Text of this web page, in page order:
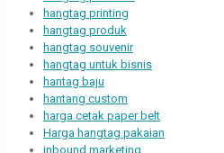
hangtag printing
hangtag produk
hangtag souvenir
hangtag untuk bisnis
hantag baju
hantang custom
harga cetak paper belt
Harga hangtag pakaian
inbound marketing